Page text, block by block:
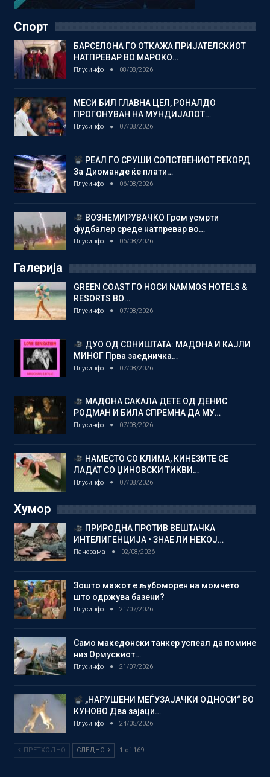
Спорт
БАРСЕЛОНА ГО ОТКАЖА ПРИЈАТЕЛСКИОТ
НАТПРЕВАР ВО МАРОКО…
Плусинфо 08/08/2026
МЕСИ БИЛ ГЛАВНА ЦЕЛ, РОНАЛДО
ПРОГОНУВАН НА МУНДИЈАЛОТ…
Плусинфо 07/08/2026
РЕАЛ ГО СРУШИ СОПСТВЕНИОТ РЕКОРД
За Диоманде ќе плати…
Плусинфо 06/08/2026
ВОЗНЕМИРУВАЧКО Гром усмрти
фудбалер среде натпревар во…
Плусинфо 06/08/2026
Галерија
GREEN COAST ГО НОСИ NAMMOS HOTELS &
RESORTS ВО…
Плусинфо 07/08/2026
ДУО ОД СОНИШТАТА: МАДОНА И КАЈЛИ
МИНОГ Прва заедничка…
Плусинфо 07/08/2026
МАДОНА САКАЛА ДЕТЕ ОД ДЕНИС
РОДМАН И БИЛА СПРЕМНА ДА МУ…
Плусинфо 07/08/2026
НАМЕСТО СО КЛИМА, КИНЕЗИТЕ СЕ
ЛАДАТ СО ЏИНОВСКИ ТИКВИ…
Плусинфо 07/08/2026
Хумор
ПРИРОДНА ПРОТИВ ВЕШТАЧКА
ИНТЕЛИГЕНЦИЈА • ЗНАЕ ЛИ НЕКОЈ…
Панорама 02/08/2026
Зошто мажот е љубоморен на момчето
што одржува базени?
Плусинфо 21/07/2026
Само македонски танкер успеал да помине
низ Ормускиот…
Плусинфо 21/07/2026
„НАРУШЕНИ МЕЃУЗАЈАЧКИ ОДНОСИ“ ВО
КУНОВО Два зајаци…
Плусинфо 24/05/2026
ПРЕТХОДНО СЛЕДНО 1 of 169